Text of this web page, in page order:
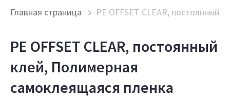
Главная страница PE OFFSET CLEAR,
PE OFFSET CLEAR, постоянный
клей, Полимерная
самоклеящаяся пленка